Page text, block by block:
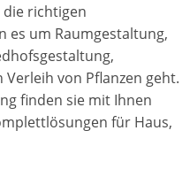
richtigen
es um Raumgestaltung,
von Pflanzen geht.
finden sie mit Ihnen
für Haus,